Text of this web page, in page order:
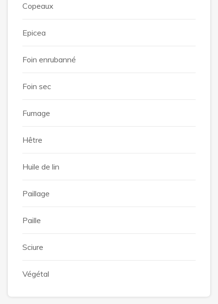
Copeaux
Epicea
Foin enrubanné
Foin sec
Fumage
Hêtre
Huile de lin
Paillage
Paille
Sciure
Végétal